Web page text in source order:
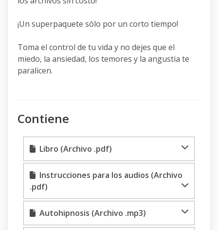
¡Un superpaquete sólo por un corto tiempo!
Toma el control de tu vida y no dejes que el
miedo, la ansiedad, los temores y la angustia te
paralicen.
Contiene
Libro (Archivo .pdf)
Instrucciones para los audios (Archivo
.pdf)
Autohipnosis (Archivo .mp3)